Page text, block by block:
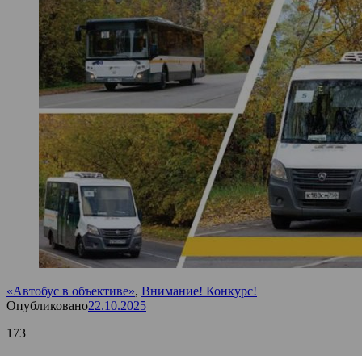
«Автобус в объективе», Внимание! Конкурс!
Опубликовано22.10.2025
173